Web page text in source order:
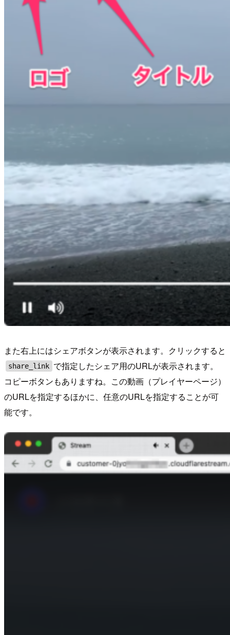
また右上にはシェアボタンが表示されます。クリックすると
share_link で指定したシェア用のURLが表示されます。
コピーボタンもありますね。この動画（プレイヤーページ）
のURLを指定するほかに、任意のURLを指定することが可
能です。